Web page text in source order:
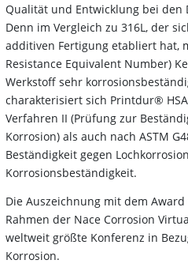
Qualität und Entwicklung bei den
Denn im Vergleich zu 316L, der
additiven Fertigung etabliert hat,
Resistance Equivalent Number)
Werkstoff sehr
charakterisiert sich Printdur® HSA
Verfahren II (Prüfung zur
Korrosion) als auch nach ASTM
Beständigkeit gegen
Korrosionsbeständigkeit.
Die Auszeichnung mit dem
Rahmen der Nace Corrosion
weltweit größte Konferenz in
Korrosion.